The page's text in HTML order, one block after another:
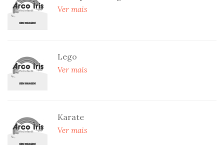
Ver mais
Lego
Ver mais
Karate
Ver mais